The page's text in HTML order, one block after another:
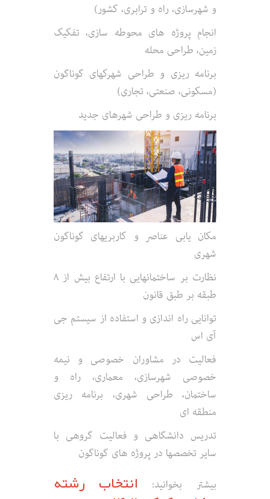
و شهرسازی، راه و ترابری، کشور)
انجام پروژه های محوطه سازی، تفکیک
زمین، طراحی محله
برنامه ریزی و طراحی شهرکهای گوناگون
(مسکونی، صنعتی، تجاری)
برنامه ریزی و طراحی شهرهای جدید
مکان یابی عناصر و کاربریهای گوناگون
شهری
نظارت بر ساختمانهایی با ارتفاع بیش از ۸
طبقه بر طبق قانون
توانایی راه اندازی و استفاده از سیستم جی
آی اس
فعالیت در مشاوران خصوصی و نیمه
خصوصی شهرسازی، معماری، راه و
ساختمان، طراحی شهری، برنامه ریزی
منطقه ای
تدریس دانشگاهی و فعالیت گروهی با
سایر تخصصها در پروژه های گوناگون
بیشتر بخوانید: انتخاب رشته